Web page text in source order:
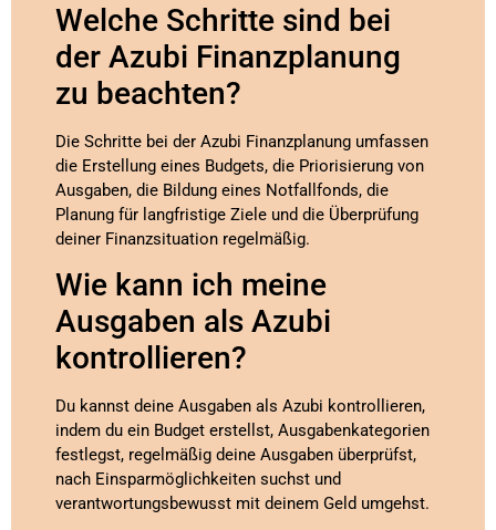
Welche Schritte sind bei
der Azubi Finanzplanung
zu beachten?
Die Schritte bei der Azubi Finanzplanung umfassen
die Erstellung eines Budgets, die Priorisierung von
Ausgaben, die Bildung eines Notfallfonds, die
Planung für langfristige Ziele und die Überprüfung
deiner Finanzsituation regelmäßig.
Wie kann ich meine
Ausgaben als Azubi
kontrollieren?
Du kannst deine Ausgaben als Azubi kontrollieren,
indem du ein Budget erstellst, Ausgabenkategorien
festlegst, regelmäßig deine Ausgaben überprüfst,
nach Einsparmöglichkeiten suchst und
verantwortungsbewusst mit deinem Geld umgehst.